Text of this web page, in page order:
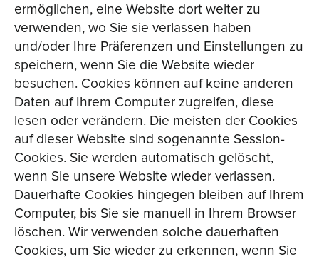
ermöglichen, eine Website dort weiter zu
verwenden, wo Sie sie verlassen haben
und/oder Ihre Präferenzen und Einstellungen zu
speichern, wenn Sie die Website wieder
besuchen. Cookies können auf keine anderen
Daten auf Ihrem Computer zugreifen, diese
lesen oder verändern. Die meisten der Cookies
auf dieser Website sind sogenannte Session-
Cookies. Sie werden automatisch gelöscht,
wenn Sie unsere Website wieder verlassen.
Dauerhafte Cookies hingegen bleiben auf Ihrem
Computer, bis Sie sie manuell in Ihrem Browser
löschen. Wir verwenden solche dauerhaften
Cookies, um Sie wieder zu erkennen, wenn Sie